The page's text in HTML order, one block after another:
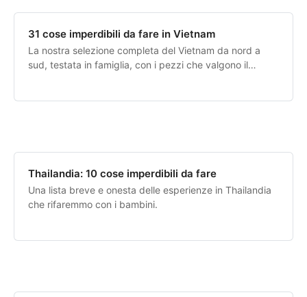
31 cose imperdibili da fare in Vietnam
La nostra selezione completa del Vietnam da nord a
sud, testata in famiglia, con i pezzi che valgono il
Thailandia: 10 cose imperdibili da fare
Una lista breve e onesta delle esperienze in Thailandia
che rifaremmo con i bambini.